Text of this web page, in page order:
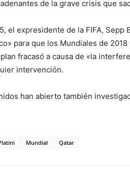
de la grave crisis que
el expresidente de la FIFA, Sepp
para que los Mundiales de
fracasó a causa de «la
intervención.
han abierto también
Mundial Qatar